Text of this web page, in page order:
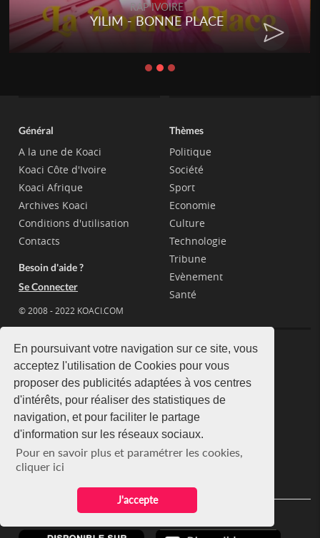
En poursuivant votre navigation sur ce site, vous
acceptez l'utilisation de Cookies pour vous
proposer des publicités adaptées à vos centres
d'intérêts, pour réaliser des statistiques de
navigation, et pour faciliter le partage
d'information sur les réseaux sociaux.
Pour en savoir plus et paramétrer les cookies,
cliquer ici
J'accepte
RAP IVOIRE
RENARD BARAKISSA - DOS DE
CHAT
Général
A la une de Koaci
Koaci Côte d'Ivoire
Koaci Afrique
Archives Koaci
Conditions d'utilisation
Contacts
Besoin d'aide ?
Se Connecter
© 2008 - 2022 KOACI.COM
Thèmes
Politique
Société
Sport
Economie
Culture
Technologie
Tribune
Evènement
Santé
Pays
Côte d'Ivoire
Burkina Faso
Gabon
Congo
Sénégal
Bénin
Mali
Togo
Cameroun
Congo (RDC)
Guinée
Télécharger l'application KOACI